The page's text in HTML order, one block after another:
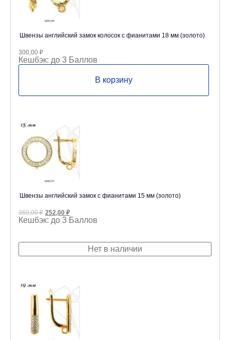
Швензы английский замок колосок с фианитами 18 мм (золото)
300,00 ₽
Кешбэк: до 3 Баллов
В корзину
Швензы английский замок с фианитами 15 мм (золото)
360,00₽ Первоначальная
цена
252,00 ₽Текущая
цена:
Кешбэк: до 3 Баллов
Нет в наличии